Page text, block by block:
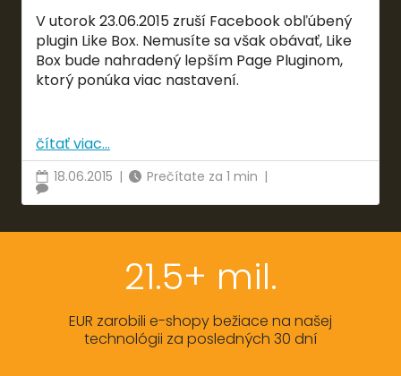
V utorok 23.06.2015 zruší Facebook obľúbený
plugin Like Box. Nemusíte sa však obávať, Like
Box bude nahradený lepším Page Pluginom,
ktorý ponúka viac nastavení.
čítať viac...
18.06.2015 | Prečítate za 1 min |
21.5+ mil.
EUR zarobili e-shopy bežiace na našej
technológii za posledných 30 dní